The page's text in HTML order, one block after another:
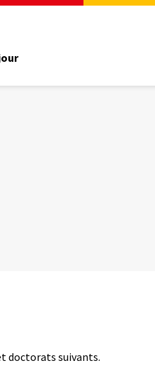
doctorats suivants.